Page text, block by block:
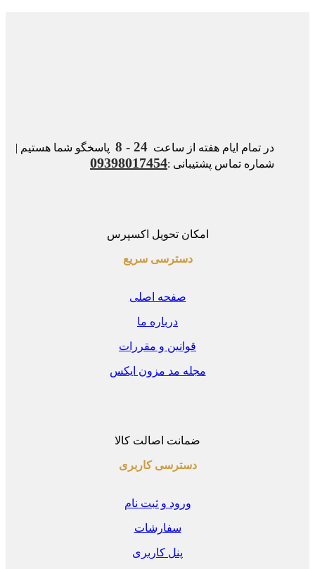
در تمام ایام هفته از ساعت24 - 8
پاسخگو شما هستیم |
شماره تماس پشتیبانی :09398017454
امکان تحویل اکسپرس
دسترسی سریع
صفحه اصلی
درباره ما
قوانین و مقررات
مجله مد مزون ایکس
ضمانت اصالت کالا
دسترسی کاربری
ورود و ثبت نام
سفارشات
پنل کاربری